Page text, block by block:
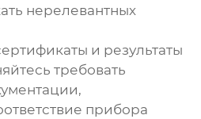
нерелевантных
и результаты
требовать
прибора